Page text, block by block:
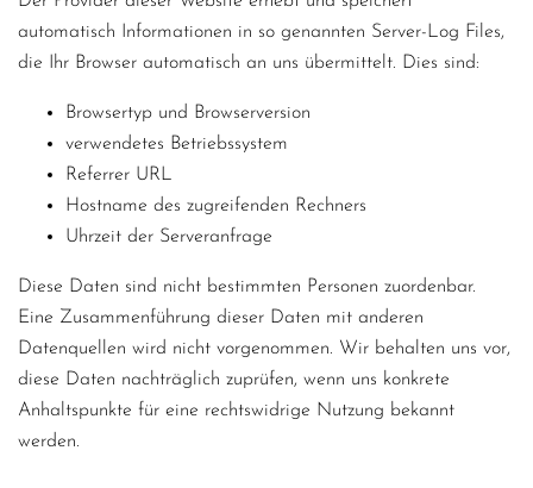
automatisch Informationen in so genannten Server-Log Files,
die Ihr Browser automatisch an uns übermittelt. Dies sind:
Browsertyp und Browserversion
verwendetes Betriebssystem
Referrer URL
Hostname des zugreifenden Rechners
Uhrzeit der Serveranfrage
Diese Daten sind nicht bestimmten Personen zuordenbar.
Eine Zusammenführung dieser Daten mit anderen
Datenquellen wird nicht vorgenommen. Wir behalten uns vor,
diese Daten nachträglich zuprüfen, wenn uns konkrete
Anhaltspunkte für eine rechtswidrige Nutzung bekannt
werden.